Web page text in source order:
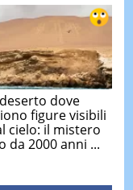
dove
figure visibili
cielo: il mistero
da 2000 anni ...